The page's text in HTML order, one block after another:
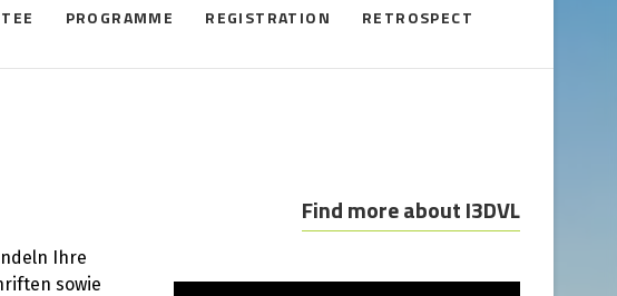
PROGRAMME REGISTRATION RETROSPECT
Ihre
sowie
Find more about I3DVL